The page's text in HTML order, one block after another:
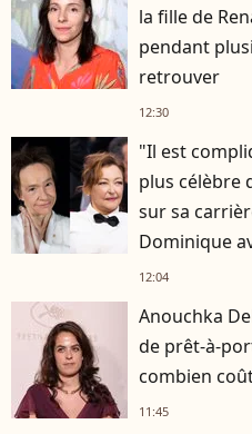
la fille de
pendant
retrouver
12:30
"Il est
plus célèbre
sur sa
Dominique
12:04
Anouchka
de prêt-à-
combien
11:45